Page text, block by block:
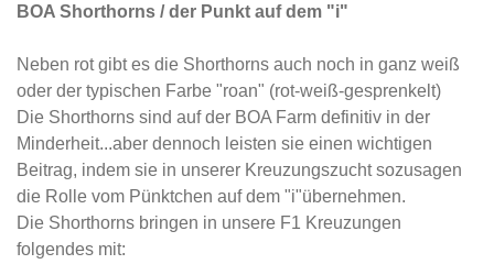
BOA Shorthorns / der Punkt auf dem "i"
Neben rot gibt es die Shorthorns auch noch in ganz weiß
oder der typischen Farbe "roan" (rot-weiß-gesprenkelt)
Die Shorthorns sind auf der BOA Farm definitiv in der
Minderheit...aber dennoch leisten sie einen wichtigen
Beitrag, indem sie in unserer Kreuzungszucht sozusagen
die Rolle vom Pünktchen auf dem "i"übernehmen.
Die Shorthorns bringen in unsere F1 Kreuzungen
folgendes mit: